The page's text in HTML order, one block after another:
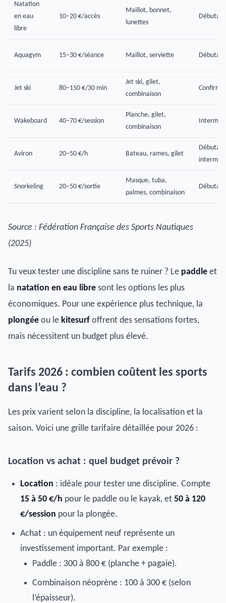
Natation
en eau
libre
10–20 €/accès
Maillot, bonnet,
lunettes
Débutant
Aquagym 15–30 €/séance Maillot, serviette Débutant
Jet ski 80–150 €/30 min
Jet ski, gilet,
combinaison
Confirmé
Wakeboard 40–70 €/session
Planche, gilet,
combinaison
Aviron 20–50 €/h Bateau, rames, gilet
Snorkeling 20–50 €/sortie
Masque, tuba,
palmes, combinaison
Débutant
Source : Fédération Française des Sports Nautiques
(2025)
Tu veux tester une discipline sans te ruiner ? Le paddle et
la natation en eau libre sont les options les plus
économiques. Pour une expérience plus technique, la
plongée ou le kitesurf offrent des sensations fortes,
mais nécessitent un budget plus élevé.
Tarifs 2026 : combien coûtent les sports
dans l’eau ?
Les prix varient selon la discipline, la localisation et la
saison. Voici une grille tarifaire détaillée pour 2026 :
Location vs achat : quel budget prévoir ?
Location : idéale pour tester une discipline. Compte
15 à 50 €/h pour le paddle ou le kayak, et 50 à 120
€/session pour la plongée.
Achat : un équipement neuf représente un
investissement important. Par exemple :
Paddle : 300 à 800 € (planche + pagaie).
Combinaison néoprène : 100 à 300 € (selon
l’épaisseur).